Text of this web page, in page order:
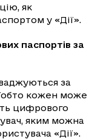
як
у «Дії».
паспортів за
за
кожен може
цифрового
яким можна
«Дії».